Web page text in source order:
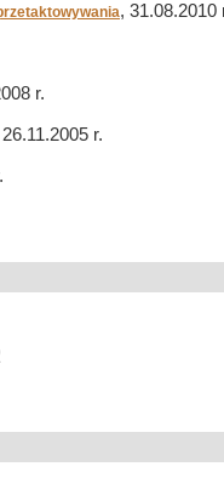
, 31.08.2010
r.
26.11.2005 r.